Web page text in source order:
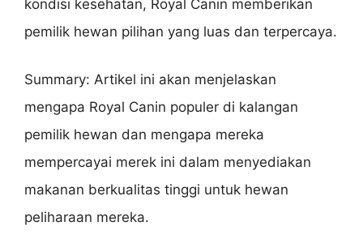
kondisi kesehatan, Royal Canin memberikan
pemilik hewan pilihan yang luas dan terpercaya.
Summary: Artikel ini akan menjelaskan
mengapa Royal Canin populer di kalangan
pemilik hewan dan mengapa mereka
mempercayai merek ini dalam menyediakan
makanan berkualitas tinggi untuk hewan
peliharaan mereka.